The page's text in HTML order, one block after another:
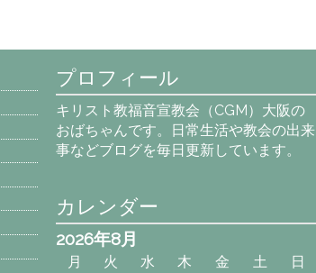
プロフィール
キリスト教福音宣教会（CGM）大阪の
おばちゃんです。日常生活や教会の出来
事などブログを毎日更新しています。
カレンダー
2026年8月
月 火 水 木 金 土
日